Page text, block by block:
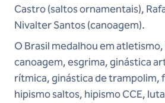
Castro (saltos ornamentais),
Nivalter Santos (canoagem).
O Brasil medalhou em
canoagem, esgrima, ginástica
rítmica, ginástica de trampolim,
hipismo saltos, hipismo CCE,